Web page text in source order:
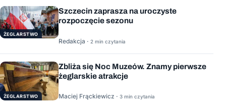
ŻEGLARSTWO
Szczecin zaprasza na uroczyste
rozpoczęcie sezonu
Redakcja · 2 min czytania
ŻEGLARSTWO
Zbliża się Noc Muzeów. Znamy pierwsze
żeglarskie atrakcje
Maciej Frąckiewicz · 3 min czytania